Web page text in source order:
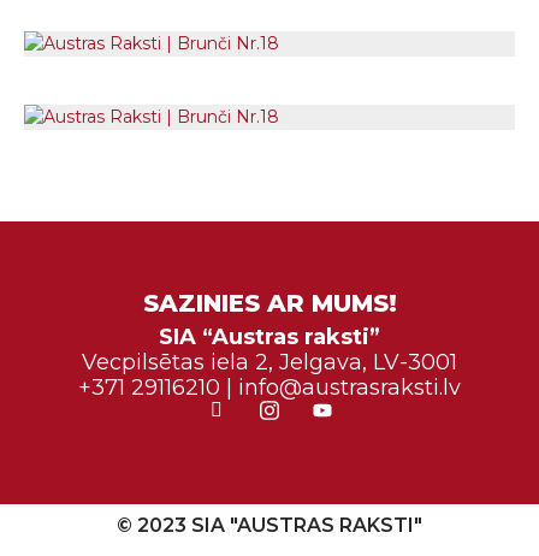
SAZINIES AR MUMS!
SIA “Austras raksti”
Vecpilsētas iela 2, Jelgava, LV-3001
+371 29116210 | info@austrasraksti.lv
© 2023 SIA "AUSTRAS RAKSTI"